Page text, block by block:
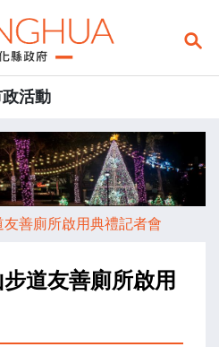
活動
善廁所啟用典禮記者會
道友善廁所啟用